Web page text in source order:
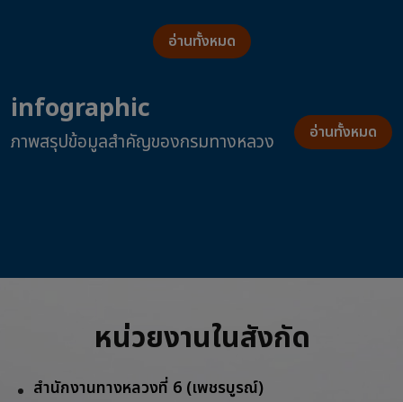
อ่านทั้งหมด
infographic
ภาพสรุปข้อมูลสำคัญของกรมทางหลวง อ่านทั้งหมด
หน่วยงานในสังกัด
สำนักงานทางหลวงที่ 6 (เพชรบูรณ์)